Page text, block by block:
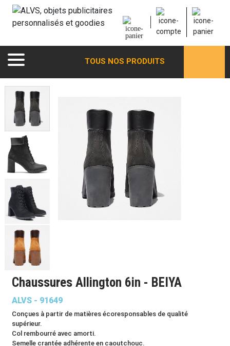
TOUS NOS PRODUITS
Chaussures Allington 6in - BEIYA
ALVS - 91649
Conçues à partir de matières écoresponsables de qualité
supérieur.
Col rembourré avec amorti.
Semelle crantée adhérente en caoutchouc.